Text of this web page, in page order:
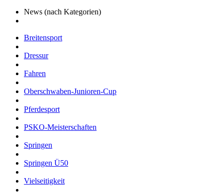
News (nach Kategorien)
Breitensport
Dressur
Fahren
Oberschwaben-Junioren-Cup
Pferdesport
PSKO-Meisterschaften
Springen
Springen Ü50
Vielseitigkeit